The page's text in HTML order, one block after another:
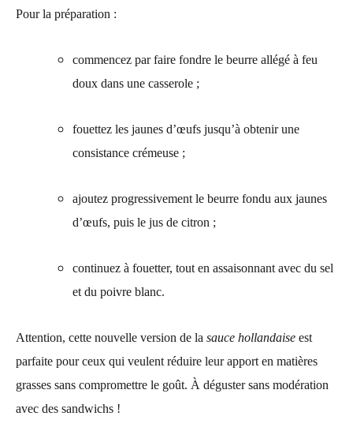
Pour la préparation :
commencez par faire fondre le beurre allégé à feu
doux dans une casserole ;
fouettez les jaunes d’œufs jusqu’à obtenir une
consistance crémeuse ;
ajoutez progressivement le beurre fondu aux jaunes
d’œufs, puis le jus de citron ;
continuez à fouetter, tout en assaisonnant avec du sel
et du poivre blanc.
Attention, cette nouvelle version de la sauce hollandaise est
parfaite pour ceux qui veulent réduire leur apport en matières
grasses sans compromettre le goût. À déguster sans modération
avec des sandwichs !